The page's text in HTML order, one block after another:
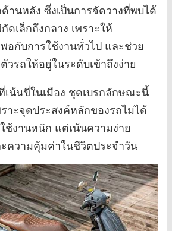
านหลัง ซึ่งเป็นการจัดวางที่พบได้
ดเล็กถึงกลาง เพราะให้
อกับการใช้งานทั่วไป และช่วย
รถให้อยู่ในระดับเข้าถึงง่าย
เน้นขี่ในเมือง ชุดเบรกลักษณะนี้
าะจุดประสงค์หลักของรถไม่ได้
ช้งานหนัก แต่เน้นความง่าย
ความคุ้มค่าในชีวิตประจำวัน